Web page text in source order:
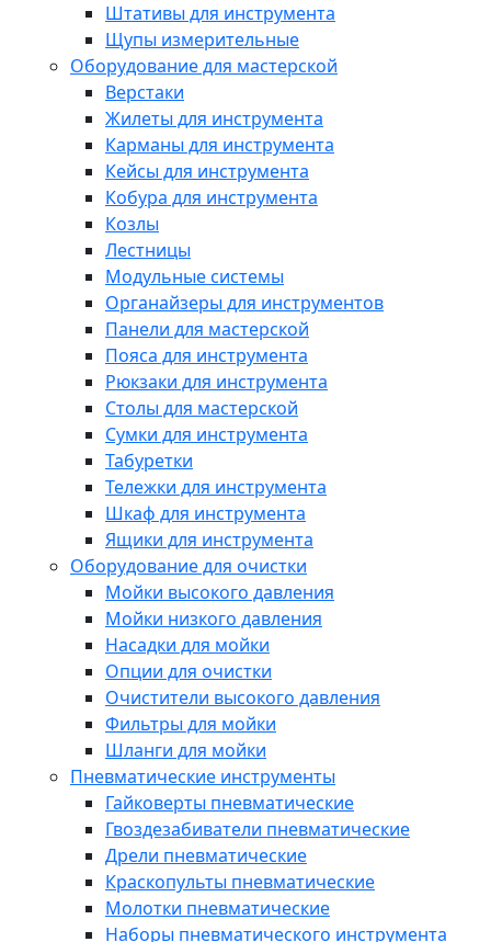
Штативы для инструмента
Щупы измерительные
Оборудование для мастерской
Верстаки
Жилеты для инструмента
Карманы для инструмента
Кейсы для инструмента
Кобура для инструмента
Козлы
Лестницы
Модульные системы
Органайзеры для инструментов
Панели для мастерской
Пояса для инструмента
Рюкзаки для инструмента
Столы для мастерской
Сумки для инструмента
Табуретки
Тележки для инструмента
Шкаф для инструмента
Ящики для инструмента
Оборудование для очистки
Мойки высокого давления
Мойки низкого давления
Насадки для мойки
Опции для очистки
Очистители высокого давления
Фильтры для мойки
Шланги для мойки
Пневматические инструменты
Гайковерты пневматические
Гвоздезабиватели пневматические
Дрели пневматические
Краскопульты пневматические
Молотки пневматические
Наборы пневматического инструмента